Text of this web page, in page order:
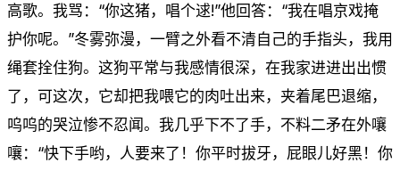
高歌。我骂：“你这猪，唱个逑!”他回答：“我在唱京戏掩
护你呢。”冬雾弥漫，一臂之外看不清自己的手指头，我用
绳套拴住狗。这狗平常与我感情很深，在我家进进出出惯
了，可这次，它却把我喂它的肉吐出来，夹着尾巴退缩，
呜呜的哭泣惨不忍闻。我几乎下不了手，不料二矛在外嚷
嚷：“快下手哟，人要来了！你平时拔牙，屁眼儿好黑！你